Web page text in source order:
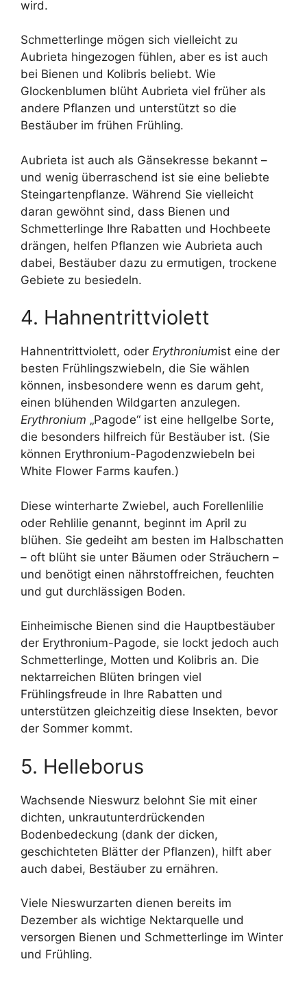
wird.
Schmetterlinge mögen sich vielleicht zu
Aubrieta hingezogen fühlen, aber es ist auch
bei Bienen und Kolibris beliebt. Wie
Glockenblumen blüht Aubrieta viel früher als
andere Pflanzen und unterstützt so die
Bestäuber im frühen Frühling.
Aubrieta ist auch als Gänsekresse bekannt –
und wenig überraschend ist sie eine beliebte
Steingartenpflanze. Während Sie vielleicht
daran gewöhnt sind, dass Bienen und
Schmetterlinge Ihre Rabatten und Hochbeete
drängen, helfen Pflanzen wie Aubrieta auch
dabei, Bestäuber dazu zu ermutigen, trockene
Gebiete zu besiedeln.
4. Hahnentrittviolett
Hahnentrittviolett, oder Erythroniumist eine der
besten Frühlingszwiebeln, die Sie wählen
können, insbesondere wenn es darum geht,
einen blühenden Wildgarten anzulegen.
Erythronium „Pagode“ ist eine hellgelbe Sorte,
die besonders hilfreich für Bestäuber ist. (Sie
können Erythronium-Pagodenzwiebeln bei
White Flower Farms kaufen.)
Diese winterharte Zwiebel, auch Forellenlilie
oder Rehlilie genannt, beginnt im April zu
blühen. Sie gedeiht am besten im Halbschatten
– oft blüht sie unter Bäumen oder Sträuchern –
und benötigt einen nährstoffreichen, feuchten
und gut durchlässigen Boden.
Einheimische Bienen sind die Hauptbestäuber
der Erythronium-Pagode, sie lockt jedoch auch
Schmetterlinge, Motten und Kolibris an. Die
nektarreichen Blüten bringen viel
Frühlingsfreude in Ihre Rabatten und
unterstützen gleichzeitig diese Insekten, bevor
der Sommer kommt.
5. Helleborus
Wachsende Nieswurz belohnt Sie mit einer
dichten, unkrautunterdrückenden
Bodenbedeckung (dank der dicken,
geschichteten Blätter der Pflanzen), hilft aber
auch dabei, Bestäuber zu ernähren.
Viele Nieswurzarten dienen bereits im
Dezember als wichtige Nektarquelle und
versorgen Bienen und Schmetterlinge im Winter
und Frühling.